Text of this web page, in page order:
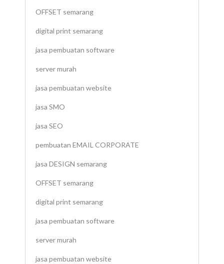
OFFSET semarang
digital print semarang
jasa pembuatan software
server murah
jasa pembuatan website
jasa SMO
jasa SEO
pembuatan EMAIL CORPORATE
jasa DESIGN semarang
OFFSET semarang
digital print semarang
jasa pembuatan software
server murah
jasa pembuatan website